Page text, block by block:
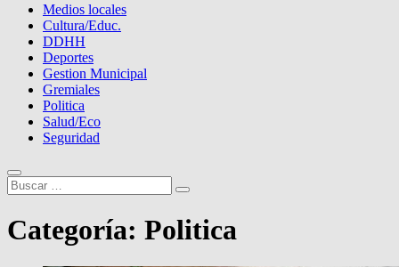
Medios locales
Cultura/Educ.
DDHH
Deportes
Gestion Municipal
Gremiales
Politica
Salud/Eco
Seguridad
Buscar
…
Categoría: Politica